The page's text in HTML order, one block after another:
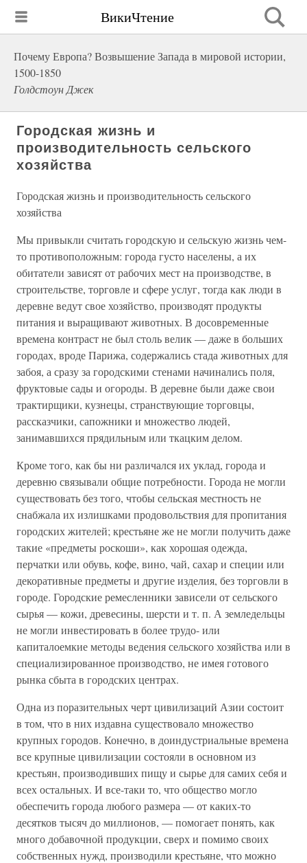
ВикиЧтение
Почему Европа? Возвышение Запада в мировой истории,
1500-1850
Голдстоун Джек
Городская жизнь и
производительность сельского
хозяйства
Городская жизнь и производительность сельского
хозяйства
Мы привыкли считать городскую и сельскую жизнь чем-
то противоположным: города густо населены, а их
обитатели зависят от рабочих мест на производстве, в
строительстве, торговле и сфере услуг, тогда как люди в
деревне ведут свое хозяйство, производят продукты
питания и выращивают животных. В досовременные
времена контраст не был столь велик — даже в больших
городах, вроде Парижа, содержались стада животных для
забоя, а сразу за городскими стенами начинались поля,
фруктовые сады и огороды. В деревне были даже свои
трактирщики, кузнецы, странствующие торговцы,
рассказчики, сапожники и множество людей,
занимавшихся прядильным или ткацким делом.
Кроме того, как бы ни различался их уклад, города и
деревню связывали общие потребности. Города не могли
существовать без того, чтобы сельская местность не
снабжала их излишками продовольствия для пропитания
городских жителей; крестьяне же не могли получить даже
такие «предметы роскоши», как хорошая одежда,
перчатки или обувь, кофе, вино, чай, сахар и специи или
декоративные предметы и другие изделия, без торговли в
городе. Городские ремесленники зависели от сельского
сырья — кожи, древесины, шерсти и т. п. А земледельцы
не могли инвестировать в более трудо- или
капиталоемкие методы ведения сельского хозяйства или в
специализированное производство, не имея готового
рынка сбыта в городских центрах.
Одна из поразительных черт цивилизаций Азии состоит
в том, что в них издавна существовало множество
крупных городов. Конечно, в доиндустриальные времена
все крупные цивилизации состояли в основном из
крестьян, производивших пищу и сырье для самих себя и
всех остальных. И все-таки то, что общество могло
обеспечить города любого размера — от каких-то
десятков тысяч до миллионов, — помогает понять, как
много добавочной продукции, сверх и помимо своих
собственных нужд, производили крестьяне, что можно